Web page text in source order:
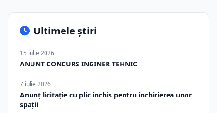
Ultimele știri
15 iulie 2026
ANUNT CONCURS INGINER TEHNIC
7 iulie 2026
Anunț licitație cu plic închis pentru închirierea unor
spații